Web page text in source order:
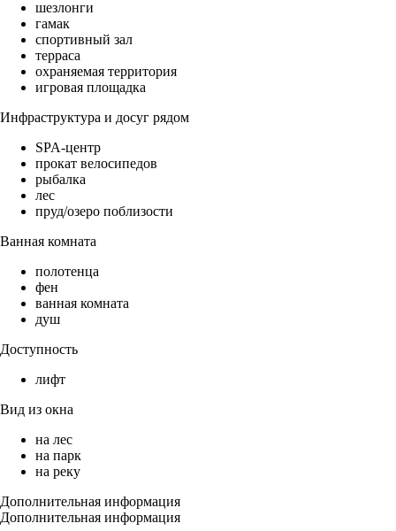
шезлонги
гамак
спортивный зал
терраса
охраняемая территория
игровая площадка
Инфраструктура и досуг рядом
SPA-центр
прокат велосипедов
рыбалка
лес
пруд/озеро поблизости
Ванная комната
полотенца
фен
ванная комната
душ
Доступность
лифт
Вид из окна
на лес
на парк
на реку
Дополнительная информация
Дополнительная информация